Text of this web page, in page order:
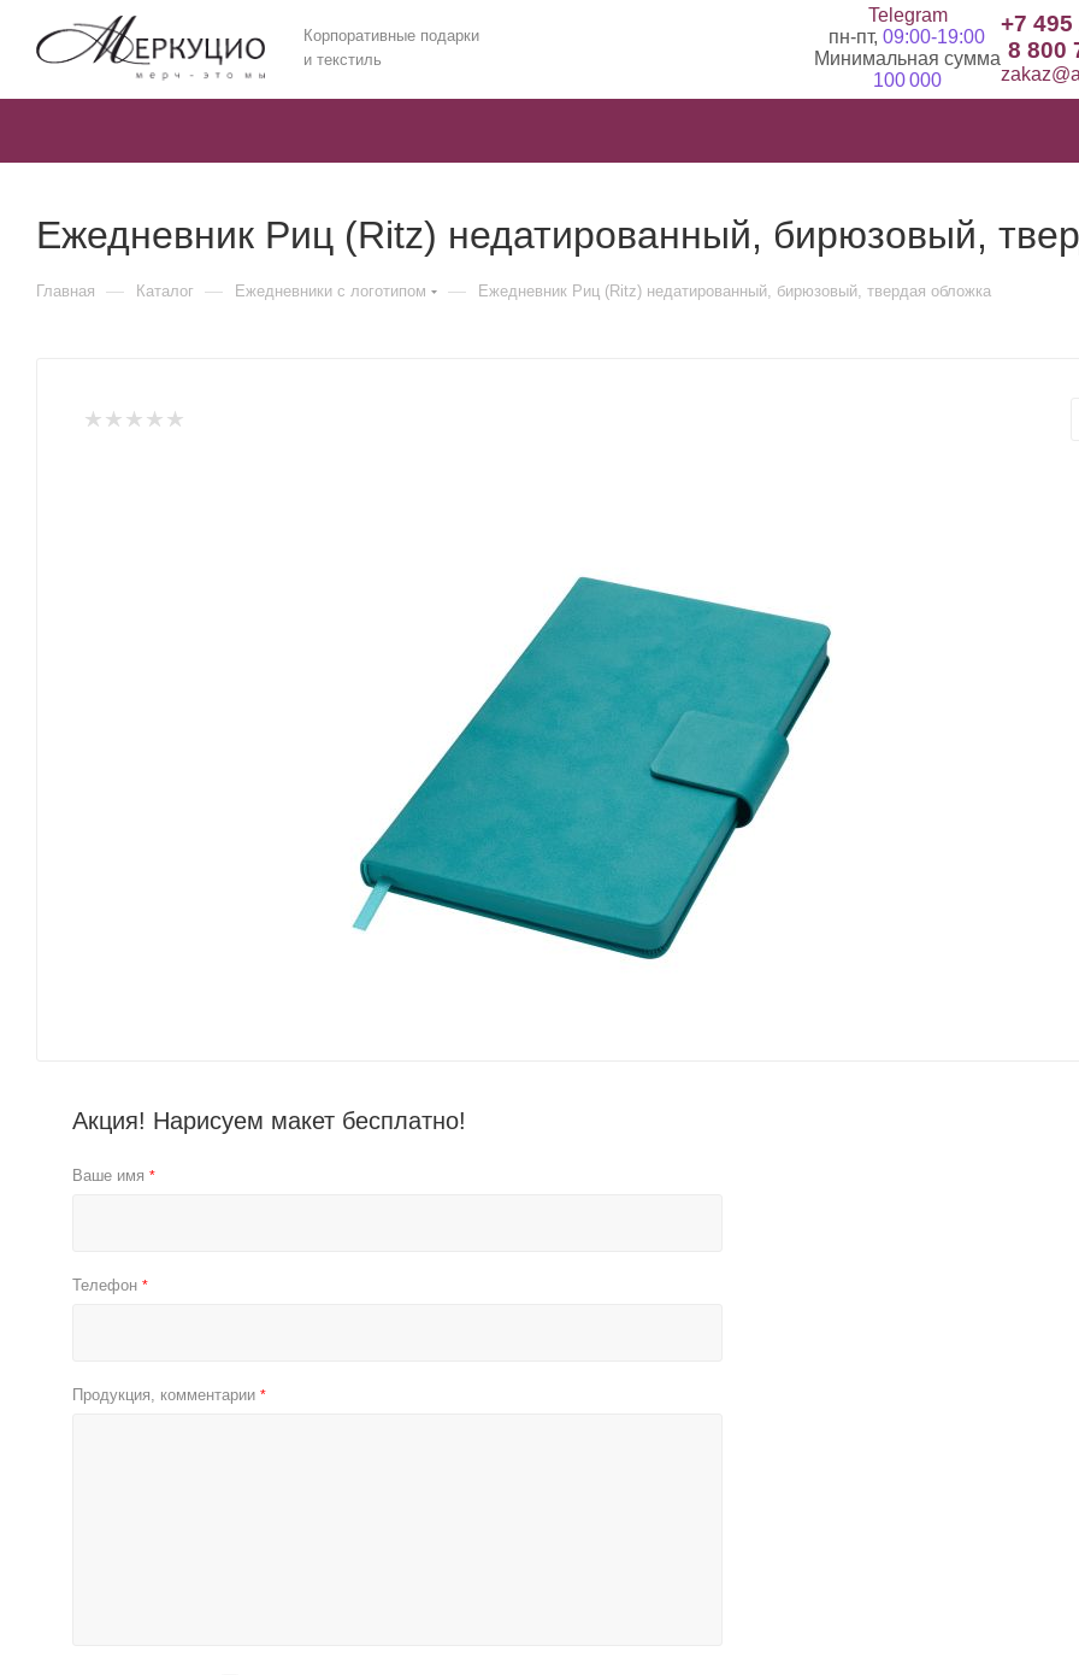
Корпоративные подарки
и текстиль
Telegram
пн-пт, 09:00-19:00
Минимальная сумма
100 000
+7 495
8 800
Ежедневник Риц (Ritz) недатированный, бирюзовый,
Главная — Каталог — Ежедневники c логотипом — Ежедневник Риц (Ritz) недатированный, бирюзовый, твердая обложка
Акция! Нарисуем макет бесплатно!
Ваше имя *
Телефон *
Продукция, комментарии *